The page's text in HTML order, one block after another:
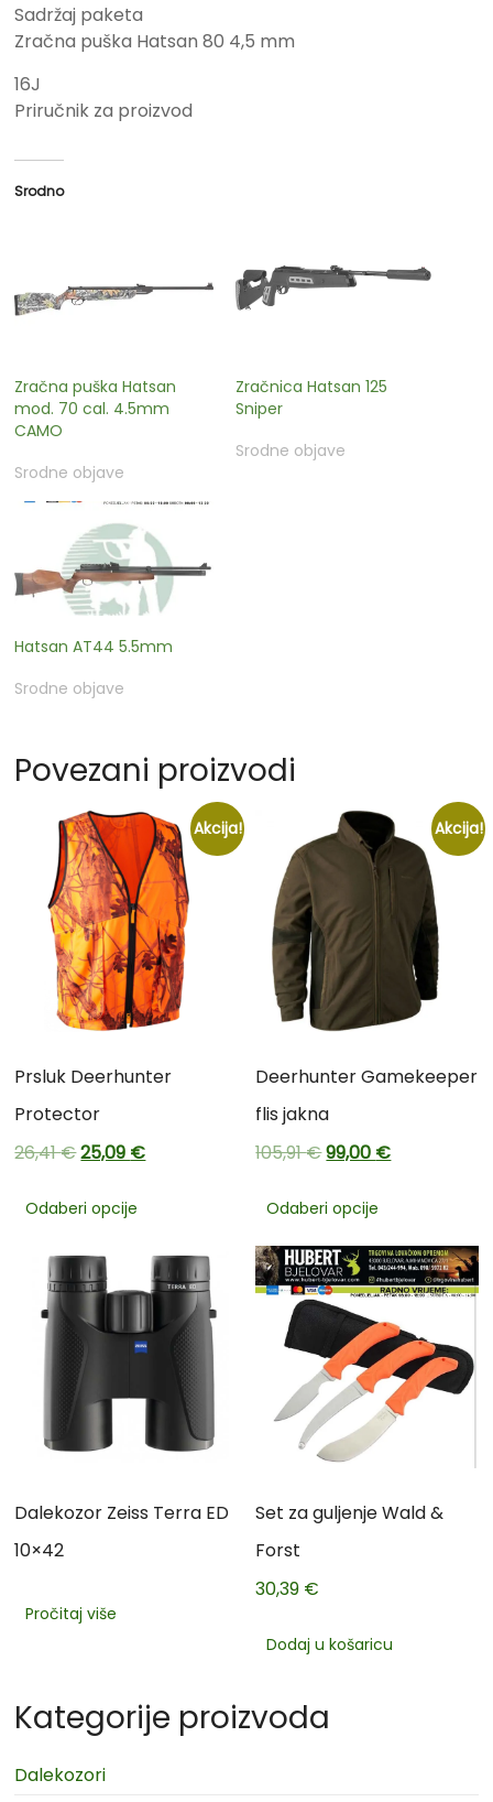
Sadržaj paketa
Zračna puška Hatsan 80 4,5 mm
16J
Priručnik za proizvod
Srodno
Zračna puška Hatsan
mod. 70 cal. 4.5mm
CAMO
Srodne objave
Zračnica Hatsan 125
Sniper
Srodne objave
Hatsan AT44 5.5mm
Srodne objave
Povezani proizvodi
Akcija!
Prsluk Deerhunter
Protector
26,41€25,09 €
Odaberi opcije
Akcija!
Deerhunter Gamekeeper
flis jakna
105,91€99,00 €
Odaberi opcije
Dalekozor Zeiss Terra ED
10×42
Pročitaj više
Set za guljenje Wald &
Forst
30,39 €
Dodaj u košaricu
Kategorije proizvoda
Dalekozori